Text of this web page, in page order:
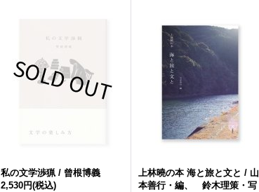
私の文学渉猟 / 曾根博義
2,530円(税込)
上林曉の本 海と旅と文と / 山
本善行・編、 鈴木理策・写